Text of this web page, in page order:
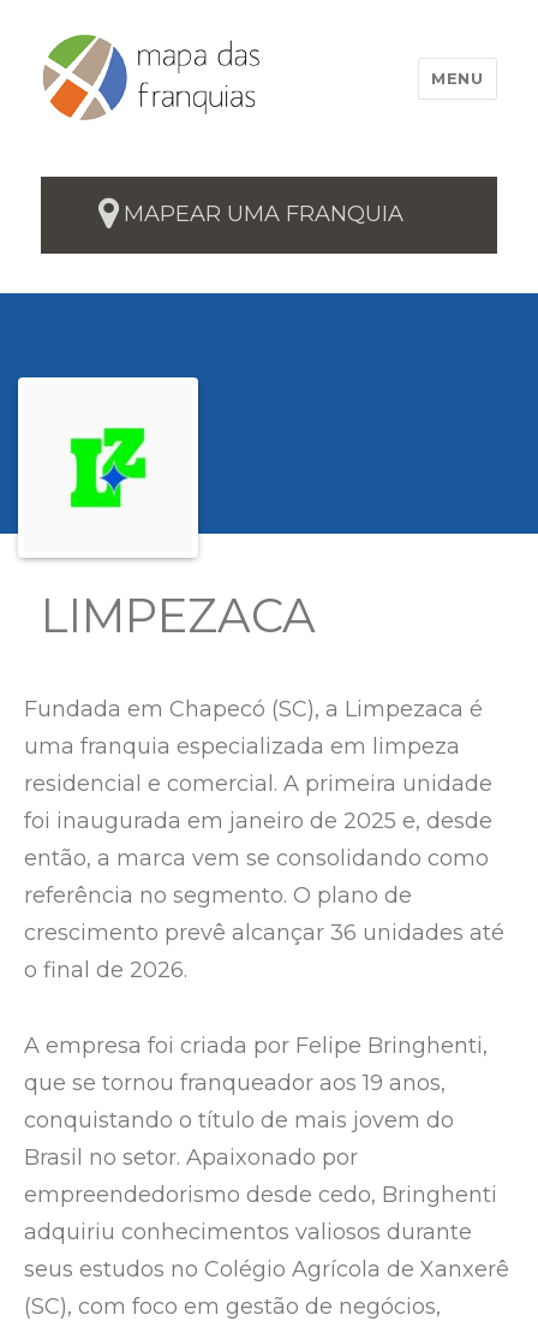
MENU
MAPEAR UMA FRANQUIA
LIMPEZACA
Fundada em Chapecó (SC), a Limpezaca é
uma franquia especializada em limpeza
residencial e comercial. A primeira unidade
foi inaugurada em janeiro de 2025 e, desde
então, a marca vem se consolidando como
referência no segmento. O plano de
crescimento prevê alcançar 36 unidades até
o final de 2026.
A empresa foi criada por Felipe Bringhenti,
que se tornou franqueador aos 19 anos,
conquistando o título de mais jovem do
Brasil no setor. Apaixonado por
empreendedorismo desde cedo, Bringhenti
adquiriu conhecimentos valiosos durante
seus estudos no Colégio Agrícola de Xanxerê
(SC), com foco em gestão de negócios,